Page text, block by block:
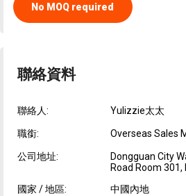
No MOQ required
聯絡資料
聯絡人: Yulizzie太太
職銜: Overseas Sales
公司地址:
Dongguan City
Road Room 301,
國家 / 地區:
中國內地